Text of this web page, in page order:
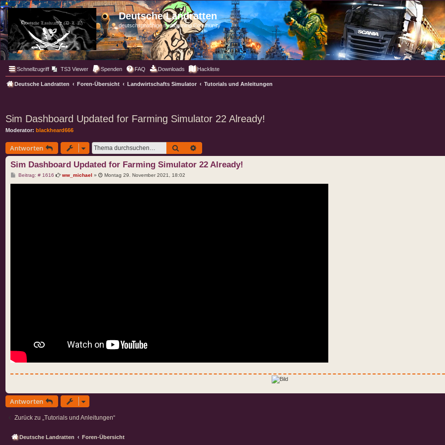
Deutsche Landratten
deutschsprachige multigaming Community
Schnellzugriff TS3 Viewer Spenden FAQ Downloads Hackliste
Deutsche Landratten Foren-Übersicht Landwirtschafts Simulator Tutorials und Anleitungen
Sim Dashboard Updated for Farming Simulator 22 Already!
Moderator: blackheard666
Antworten Suche
Sim Dashboard Updated for Farming Simulator 22 Already!
Beitrag: # 1616B
ww_michael » Montag 29. November 2021, 18:02
Antworten
Zurück zu „Tutorials und Anleitungen“
Deutsche Landratten Foren-Übersicht